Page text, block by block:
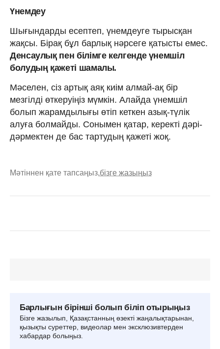
Үнемдеу
Шығындарды есептеп, үнемдеуге тырысқан
жақсы. Бірақ бұл барлық нәрсеге қатысты емес.
Денсаулық пен білімге келгенде үнемшіл
болудың қажеті шамалы.
Мәселен, сіз артық аяқ киім алмай-ақ бір
мезгілді өткеруіңіз мүмкін. Алайда үнемшіл
болып жарамдылығы өтіп кеткен азық-түлік
алуға болмайды. Сонымен қатар, керекті дәрі-
дәрмектен де бас тартудың қажеті жоқ.
Мәтіннен қате тапсаңыз,бізге жазыңыз
Барлығын бірінші болып біліп отырыңыз
Бізге жазылып, Қазақстанның өзекті жаңалықтарынан,
қызықты суреттер, видеолар мен эксклюзивтерден
хабардар болыңыз.